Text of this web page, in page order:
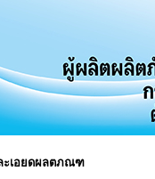
ะเอยดผลตภณฑ